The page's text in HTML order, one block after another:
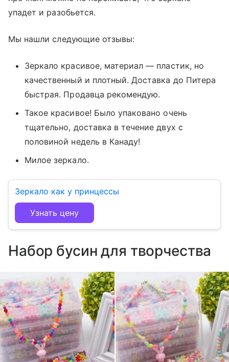
упадет и разобьется.
Мы нашли следующие отзывы:
Зеркало красивое, материал — пластик, но
качественный и плотный. Доставка до Питера
быстрая. Продавца рекомендую.
Такое красивое! Было упаковано очень
тщательно, доставка в течение двух с
половиной недель в Канаду!
Милое зеркало.
Зеркало как у принцессы
Узнать цену
Набор бусин для творчества